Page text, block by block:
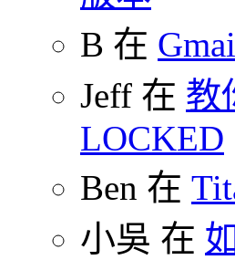
B 在
Jeff 在 教
LOCKED
Ben 在
小吳 在